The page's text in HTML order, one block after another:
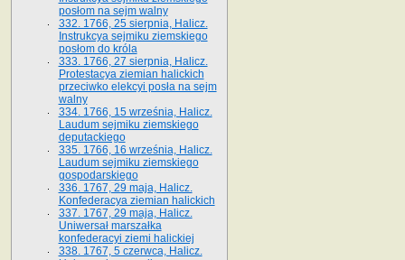
posłom na sejm walny
332. 1766, 25 sierpnia, Halicz.
Instrukcya sejmiku ziemskiego
posłom do króla
333. 1766, 27 sierpnia, Halicz.
Protestacya ziemian halickich
przeciwko elekcyi posła na sejm
walny
334. 1766, 15 września, Halicz.
Laudum sejmiku ziemskiego
deputackiego
335. 1766, 16 września, Halicz.
Laudum sejmiku ziemskiego
gospodarskiego
336. 1767, 29 maja, Halicz.
Konfederacya ziemian halickich
337. 1767, 29 maja, Halicz.
Uniwersał marszałka
konfederacyi ziemi halickiej
338. 1767, 5 czerwca, Halicz.